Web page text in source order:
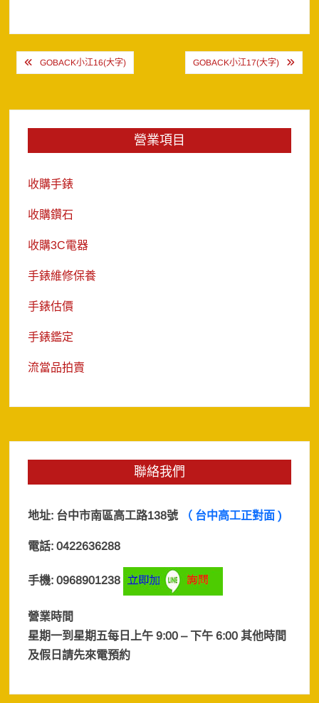
文
導
覽
GOBACK小江16(大字) GOBACK小江17(大字)
營業項目
收購手錶
收購鑽石
收購3C電器
手錶維修保養
手錶估價
手錶鑑定
流當品拍賣
聯絡我們
地址: 台中市南區高工路138號 （ 台中高工正對面 )
電話: 0422636288
手機: 0968901238
營業時間
星期一到星期五每日上午 9:00 – 下午 6:00 其他時間
及假日請先來電預約